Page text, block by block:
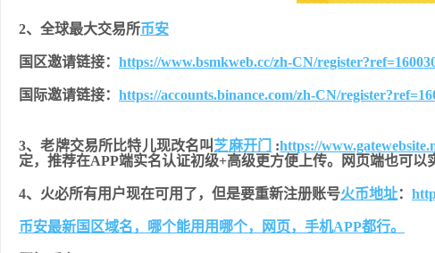
2、全球最大交易所币安
国区邀请链接： https://www.bsmkweb.cc/zh-CN/
国际邀请链接： https://accounts.binance.com/zh-CN/
3、老牌交易所比特儿现改名叫 芝麻开门 :https://
定，推荐在APP端实名认证初级+高级更方便上传。网页端也可以
4、火必所有用户现在可用了，但是要重新注册账号火币地址：
币安最新国区域名，哪个能用用哪个，网页，手机APP都行。